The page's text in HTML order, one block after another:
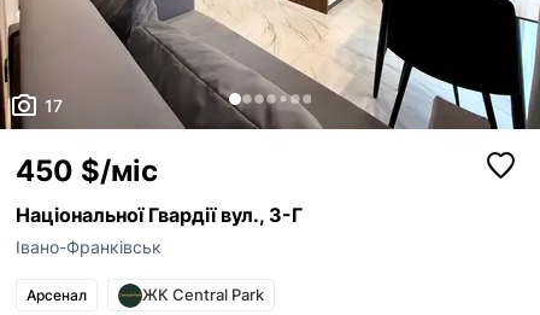
17
450 $/міс
Національної Гвардії вул., 3-Г
Івано-Франківськ
Арсенал ЖК Central Park